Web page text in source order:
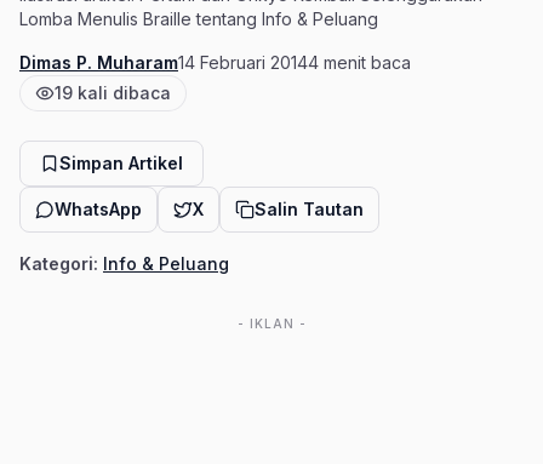
Lomba Menulis Braille tentang Info & Peluang
Penulis
Dimas P. MuharamTanggal terbit
14 Februari 2014Estimasi waktu baca
4 menit baca
Jumlah pembaca
19 kali dibaca
Simpan Artikel
WhatsApp X Salin Tautan
Kategori: Info & Peluang
- IKLAN -